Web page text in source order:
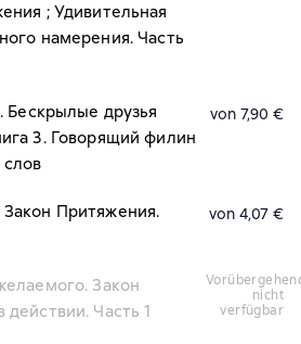
; Удивительная
намерения. Часть
Бескрылые друзья
3. Говорящий филин
von 7,90 €
Притяжения.
von 4,07 €
Закон
Часть 1
vorübergehend
nicht
verfügbar